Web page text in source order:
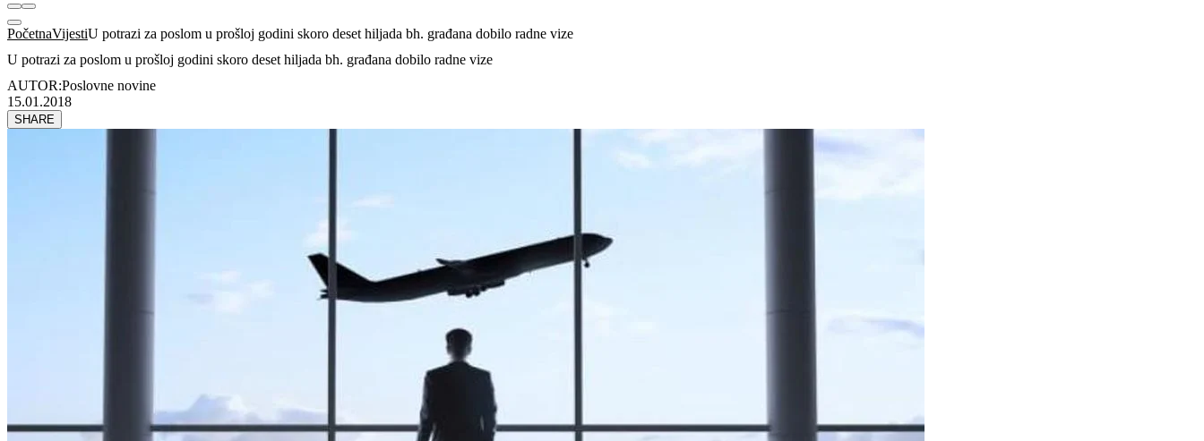
PočetnaVijestiU potrazi za poslom u prošloj godini skoro deset hiljada bh. građana dobilo radne vize
U potrazi za poslom u prošloj godini skoro deset hiljada bh. građana dobilo radne vize
AUTOR:Poslovne novine
15.01.2018
SHARE